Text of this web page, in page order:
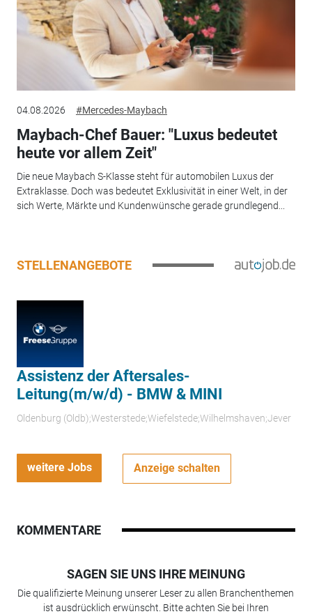
04.08.2026 #Mercedes-Maybach
Maybach-Chef Bauer: "Luxus bedeutet
heute vor allem Zeit"
Die neue Maybach S-Klasse steht für automobilen Luxus der
Extraklasse. Doch was bedeutet Exklusivität in einer Welt, in der
sich Werte, Märkte und Kundenwünsche gerade grundlegend...
STELLENANGEBOTE
Assistenz der Aftersales-
Leitung(m/w/d) - BMW & MINI
Oldenburg (Oldb);Westerstede;Wiefelstede;Wilhelmshaven;Jever
weitere Jobs Anzeige schalten
KOMMENTARE
SAGEN SIE UNS IHRE MEINUNG
Die qualifizierte Meinung unserer Leser zu allen Branchenthemen
ist ausdrücklich erwünscht. Bitte achten Sie bei Ihren